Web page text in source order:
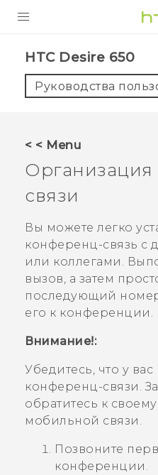
5G
VIVERSE
ПОДДЕРЖКА
HTC Desire 650‎
Руководства
< < Menu
связи
Вы можете легко
конференц-связь с
или коллегами.
вызов, а затем
последующий
его к конференции.
Внимание!:
Убедитесь, что у
конференц-связи.
обратитесь к
мобильной связи.
Позвоните
конференции.